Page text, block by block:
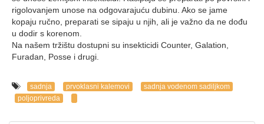
rigolovanjem unose na odgovarajuću dubinu. Ako se jame
kopaju ručno, preparati se sipaju u njih, ali je važno da ne dođu
u dodir s korenom.
Na našem tržištu dostupni su insekticidi Counter, Galation,
Furadan, Posse i drugi.
sadnja prvoklasni kalemovi
sadnja vodenom sadiljkom
poljoprivreda